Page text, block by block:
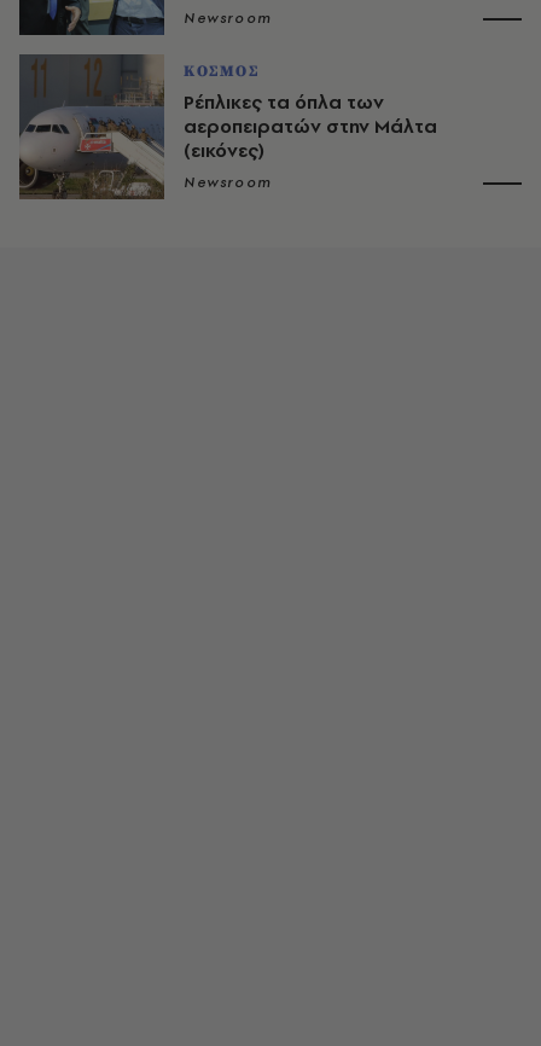
Newsroom
ΚΟΣΜΟΣ
Ρέπλικες τα όπλα των
αεροπειρατών στην Μάλτα
(εικόνες)
Newsroom